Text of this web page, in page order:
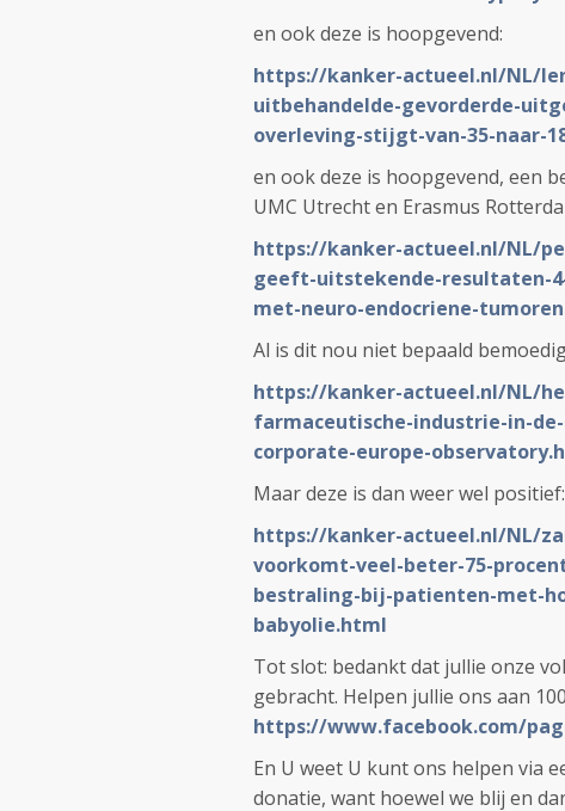
en ook deze is hoopgevend:
https://kanker-actueel.nl/NL/
uitbehandelde-gevorderde-
overleving-stijgt-van-35-naar-
en ook deze is hoopgevend, een
UMC Utrecht en Erasmus
https://kanker-actueel.nl/NL/
geeft-uitstekende-resultaten-
met-neuro-endocriene-
Al is dit nou niet bepaald
https://kanker-actueel.nl/NL/
farmaceutische-industrie-in-
corporate-europe-
Maar deze is dan weer wel positief:
https://kanker-actueel.nl/NL/
voorkomt-veel-beter-75-
bestraling-bij-patienten-met-
babyolie.html
Tot slot: bedankt dat jullie onze
gebracht. Helpen jullie ons aan
https://www.facebook.com/
En U weet U kunt ons helpen via
donatie, want hoewel we blij en